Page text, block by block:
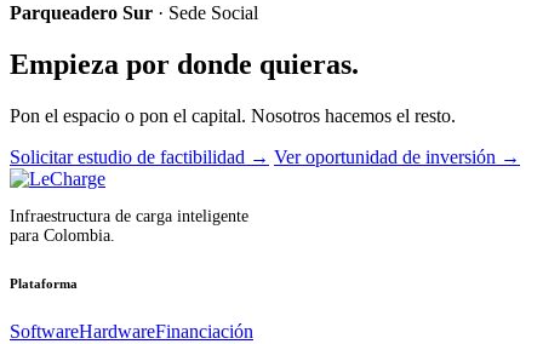
Parqueadero Sur · Sede Social
Empieza por donde quieras.
Pon el espacio o pon el capital. Nosotros hacemos el resto.
Solicitar estudio de factibilidad → Ver oportunidad de inversión →
Infraestructura de carga inteligente
para Colombia.
Plataforma
SoftwareHardwareFinanciación